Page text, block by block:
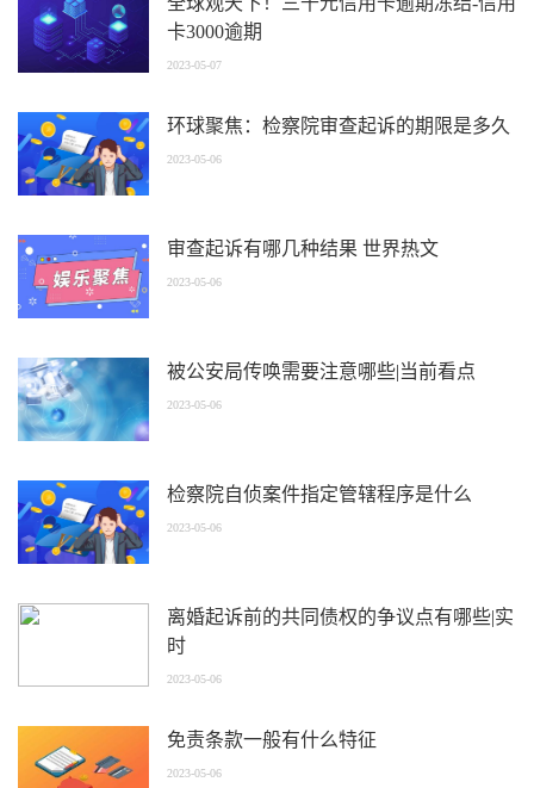
卡3000逾期
2023-05-07
环球聚焦：检察院审查起诉的期限是多久
2023-05-06
审查起诉有哪几种结果 世界热文
2023-05-06
被公安局传唤需要注意哪些|当前看点
2023-05-06
检察院自侦案件指定管辖程序是什么
2023-05-06
离婚起诉前的共同债权的争议点有哪些|实
时
2023-05-06
免责条款一般有什么特征
2023-05-06